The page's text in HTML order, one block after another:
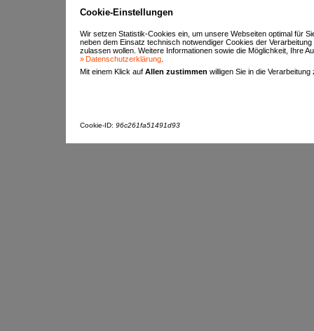
Cookie-Einstellungen
Wir setzen Statistik-Cookies ein, um unsere Webseiten optimal für
neben dem Einsatz technisch notwendiger Cookies der
zulassen wollen. Weitere Informationen sowie die Möglichkeit, Ihre
Datenschutzerklärung
Mit einem Klick auf Allen zustimmen willigen Sie in die
Cookie-ID: 96c261fa51491d93